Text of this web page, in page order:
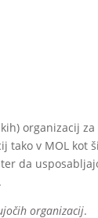
organizacij
tako v MOL kot
da
organizacij.